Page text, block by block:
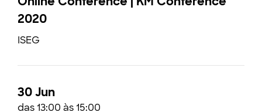
2020
ISEG
30 Jun
das 13:00 às 15:00